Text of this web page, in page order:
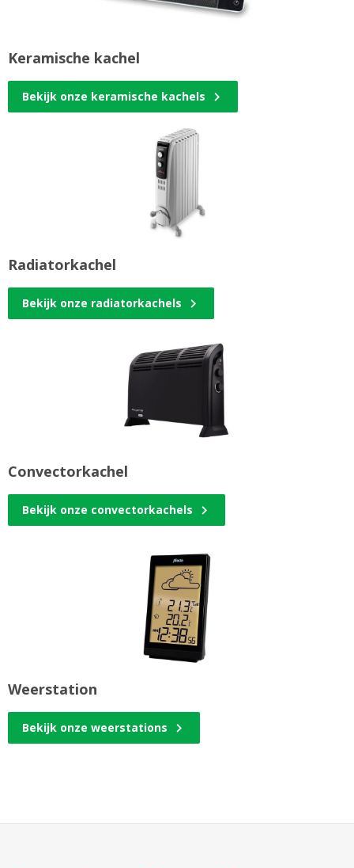
Keramische kachel
Bekijk onze keramische kachels
Radiatorkachel
Bekijk onze radiatorkachels
Convectorkachel
Bekijk onze convectorkachels
Weerstation
Bekijk onze weerstations